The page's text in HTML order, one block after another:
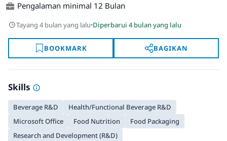
Pengalaman minimal 12 Bulan
Tayang 4 bulan yang lalu·Diperbarui 4 bulan yang lalu
BOOKMARK BAGIKAN
Skills
Beverage R&D
Health/Functional Beverage R&D
Microsoft Office
Food Nutrition
Food Packaging
Research and Development (R&D)